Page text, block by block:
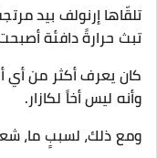
تلقّاها إرنولف بيد
تبث حرارةً دافئة
كان يعرف أكثر من أي
وأنه ليس أخاً لكازار.
ومع ذلك، لسببٍ ما،